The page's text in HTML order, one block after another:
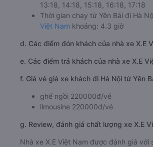
13:18, 14:18, 15:18, 16:18, 17:18
Thời gian chạy từ Yên Bái đi Hà
Việt Nam khoảng: 4.3 giờ
d. Các điểm đón khách của nhà xe X.E
e. Các điểm trả khách của nhà xe X.E
f. Giá vé giá xe khách đi Hà Nội từ Yên
ghế ngồi 220000đ/vé
limousine 220000đ/vé
g. Review, đánh giá chất lượng xe X.E
Nhà xe X.E Việt Nam được đánh giá với